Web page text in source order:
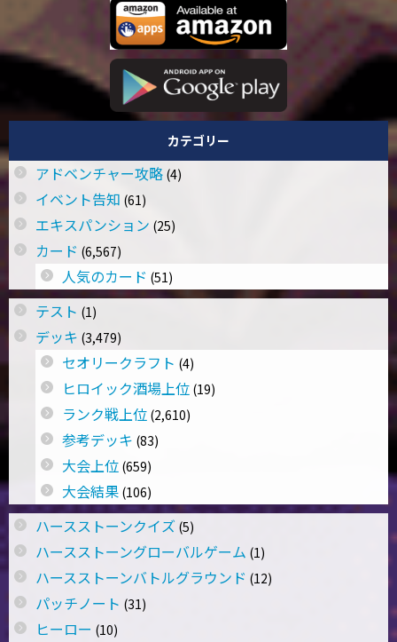
カテゴリー
アドベンチャー攻略 (4)
イベント告知 (61)
エキスパンション (25)
カード (6,567)
人気のカード (51)
テスト (1)
デッキ (3,479)
セオリークラフト (4)
ヒロイック酒場上位 (19)
ランク戦上位 (2,610)
参考デッキ (83)
大会上位 (659)
大会結果 (106)
ハースストーンクイズ (5)
ハースストーングローバルゲーム (1)
ハースストーンバトルグラウンド (12)
パッチノート (31)
ヒーロー (10)